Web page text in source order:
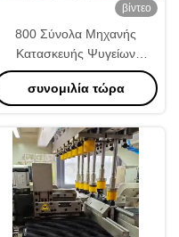
βίντεο
800 Σύνολα Μηχανής
Κατασκευής Ψυγείων
Χωρητικότητας Δεξαμενών
για 1-2 Χειριστές
Προγράμματος
συνομιλία τώρα